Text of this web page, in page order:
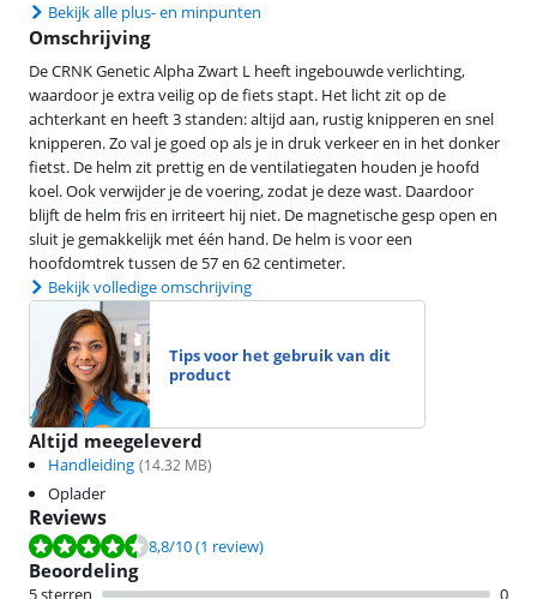
Bekijk alle plus- en minpunten
Omschrijving
De CRNK Genetic Alpha Zwart L heeft ingebouwde verlichting,
waardoor je extra veilig op de fiets stapt. Het licht zit op de
achterkant en heeft 3 standen: altijd aan, rustig knipperen en snel
knipperen. Zo val je goed op als je in druk verkeer en in het donker
fietst. De helm zit prettig en de ventilatiegaten houden je hoofd
koel. Ook verwijder je de voering, zodat je deze wast. Daardoor
blijft de helm fris en irriteert hij niet. De magnetische gesp open en
sluit je gemakkelijk met één hand. De helm is voor een
hoofdomtrek tussen de 57 en 62 centimeter.
Bekijk volledige omschrijving
Tips voor het gebruik van dit
product
Altijd meegeleverd
Handleiding (14.32 MB)
Oplader
Reviews
Beoordeling is 8,8 van de 10, gebaseerd op 1 review.
8,8/10(1 review)
Beoordeling